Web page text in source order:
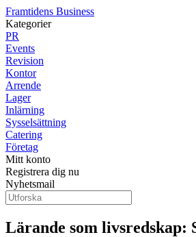
Framtidens Business
Kategorier
PR
Events
Revision
Kontor
Arrende
Lager
Inlärning
Sysselsättning
Catering
Företag
Mitt konto
Registrera dig nu
Nyhetsmail
Lärande som